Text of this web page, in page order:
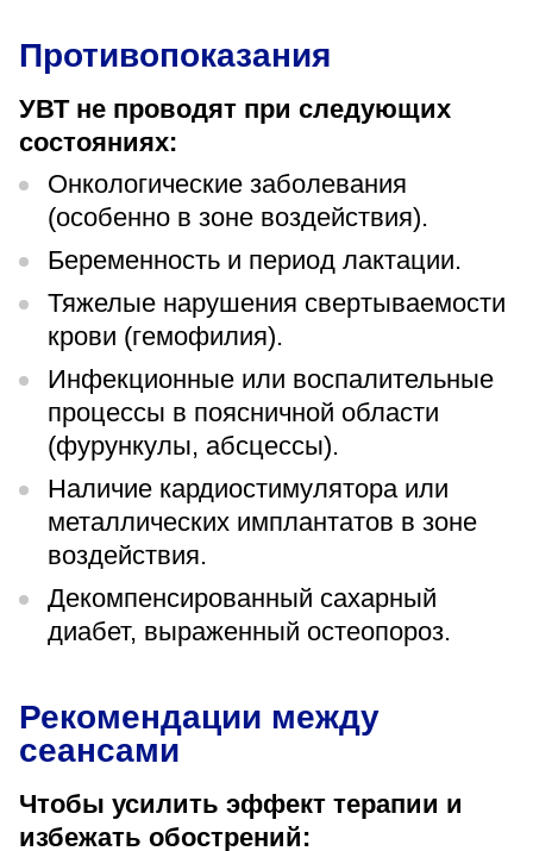
Противопоказания
УВТ не проводят при следующих
состояниях:
Онкологические заболевания
(особенно в зоне воздействия).
Беременность и период лактации.
Тяжелые нарушения свертываемости
крови (гемофилия).
Инфекционные или воспалительные
процессы в поясничной области
(фурункулы, абсцессы).
Наличие кардиостимулятора или
металлических имплантатов в зоне
воздействия.
Декомпенсированный сахарный
диабет, выраженный остеопороз.
Рекомендации между
сеансами
Чтобы усилить эффект терапии и
избежать обострений: